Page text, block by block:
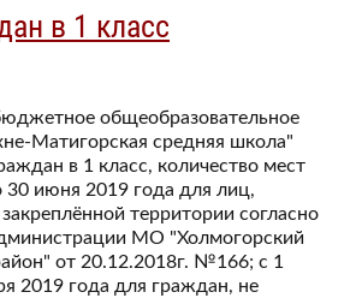
в 1 класс
общеобразовательное
Матигорская средняя школа"
в 1 класс, количество мест
30 июня 2019 года для лиц,
территории согласно
МО "Холмогорский
от 20.12.2018г. №166; с 1
2019 года для граждан, не